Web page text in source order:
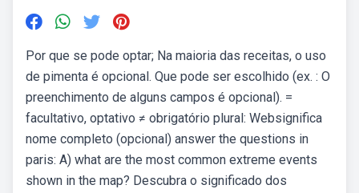
Por que se pode optar; Na maioria das receitas, o uso
de pimenta é opcional. Que pode ser escolhido (ex. : O
preenchimento de alguns campos é opcional). =
facultativo, optativo ≠ obrigatório plural: Websignifica
nome completo (opcional) answer the questions in
paris: A) what are the most common extreme events
shown in the map? Descubra o significado dos